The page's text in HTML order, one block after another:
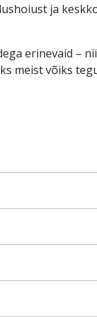
ja
erinevaid –
meist võiks